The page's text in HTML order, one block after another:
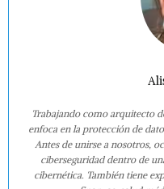
Trabajando como arquitecto
enfoca en la protección de
Antes de unirse a nosotros,
ciberseguridad dentro de
cibernética. También tiene